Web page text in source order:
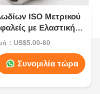
ISO Μετρικού
με Ελαστική
：US$5.00-60
Συνομιλία τώρα